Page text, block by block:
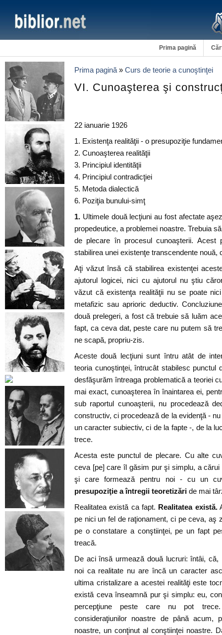
Prima pagină
Prima pagină » Curs de teorie a cunoştinţei
VI. Cunoaşterea şi
22 ianuarie 1926
1. Existenţa realităţii - o presupoziţie
2. Cunoaşterea realităţii
3. Principiul identităţii
4. Principiul contradicţiei
5. Metoda dialectică
6. Poziţia bunului-simţ
1. Ultimele două lecţiuni au fost afectate
propedeutice, a problemei noastre. Trebuia
de plecare în procesul cunoaşterii.
stabilirea unei existenţe transcendente nouă,
Aţi văzut însă că stabilirea existenţei
ajutorul logicei, nici cu ajutorul nu ştiu
văzut că existenţa realităţii nu se poate
metafizic sau aprioric deductiv.
două prelegeri, a fost că trebuie să luăm
fapt, ca ceva dat, peste care nu putem să
ne scapă, propriu-zis.
Aceste două lecţiuni sunt întru atât de
teoria cunoştinţei, întrucât stabilesc punctul
desfăşurăm întreaga problematică a teoriei
mai exact, cunoaşterea în înaintarea ei,
sub raportul cunoaşterii, nu procedează
constructiv, ci procedează de la evidenţă -
un caracter subiectiv, ci de la fapte -, de la
trece.
Acesta este punctul de plecare. Cu alte
ceva [pe] care îl găsim pur şi simplu, a
şi care formează pentru noi - cu un
presupoziţie a întregii teoretizări de mai
Realitatea există ca fapt. Realitatea există.
pe nici un fel de raţionament, ci pe ceva, aş
pe o constatare a conştiinţei, pe un fapt
treacă.
De aci însă urmează două lucruri: întâi,
noi ca realitate nu are încă un caracter
ultima cristalizare a acestei realităţi este
există ceva înseamnă pur şi simplu: eu,
percepţiune peste care nu pot
consideraţiunilor noastre de până acum,
noastre, un conţinut al conştiinţei noastre.